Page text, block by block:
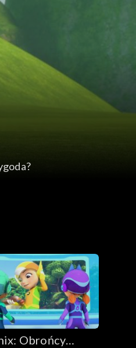
Obrońcy